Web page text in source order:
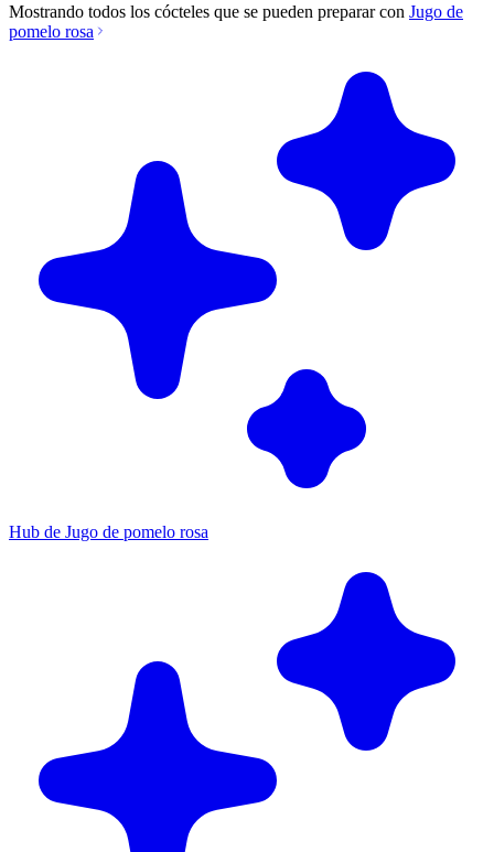
Mostrando todos los cócteles que se pueden preparar con Jugo de
pomelo rosa
Hub de Jugo de pomelo rosa